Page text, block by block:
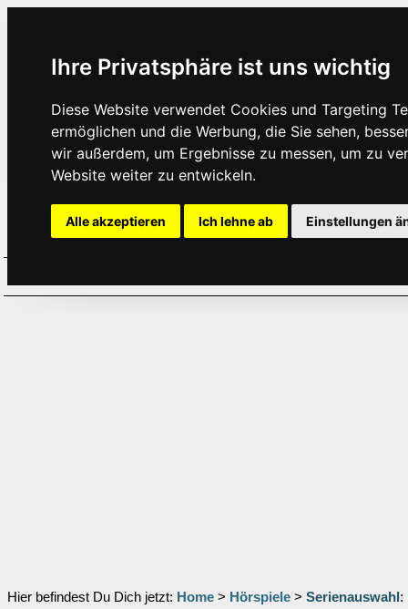
Ihre Privatsphäre ist uns wichtig
Diese Website verwendet Cookies und Targeting
ermöglichen und die Werbung, die Sie sehen,
wir außerdem, um Ergebnisse zu messen, um zu
Website weiter zu entwickeln.
Alle akzeptieren Ich lehne ab Einstellungen
Hier befindest Du Dich jetzt: Home > Hörspiele > Serienauswahl :